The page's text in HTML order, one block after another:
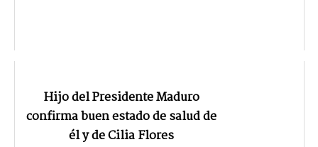
Hijo del Presidente Maduro
confirma buen estado de salud de
él y de Cilia Flores